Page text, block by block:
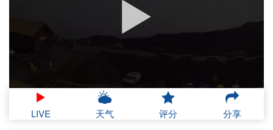
LIVE 天气 评分 分享